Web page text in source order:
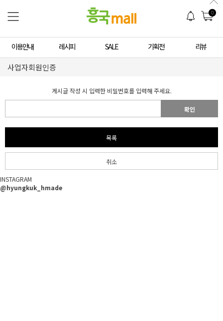
0
이용안내 레시피 SALE 기획전 리뷰
사업자회원인증
게시글 작성 시 입력한 비밀번호를 입력해 주세요.
확인
목록
취소
INSTAGRAM
@hyungkuk_hmade